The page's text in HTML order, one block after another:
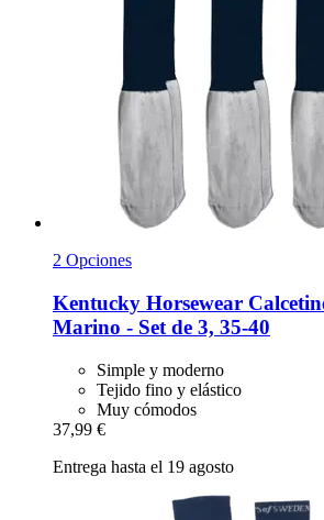
2 Opciones
Kentucky Horsewear
Marino -​ Set de 3, 35-​40
Simple y moderno
Tejido fino y elástico
Muy cómodos
37,99 €
Entrega hasta el 19 agosto